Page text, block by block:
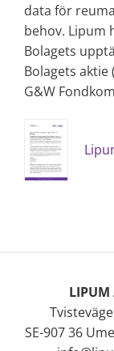
data för
behov. Lipum
Bolagets
Bolagets
G&W
LIPUM
SE-907 36